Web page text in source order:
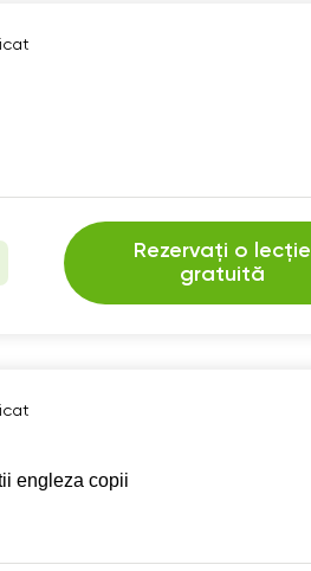
Rezervați o lecție
gratuită
engleza copii